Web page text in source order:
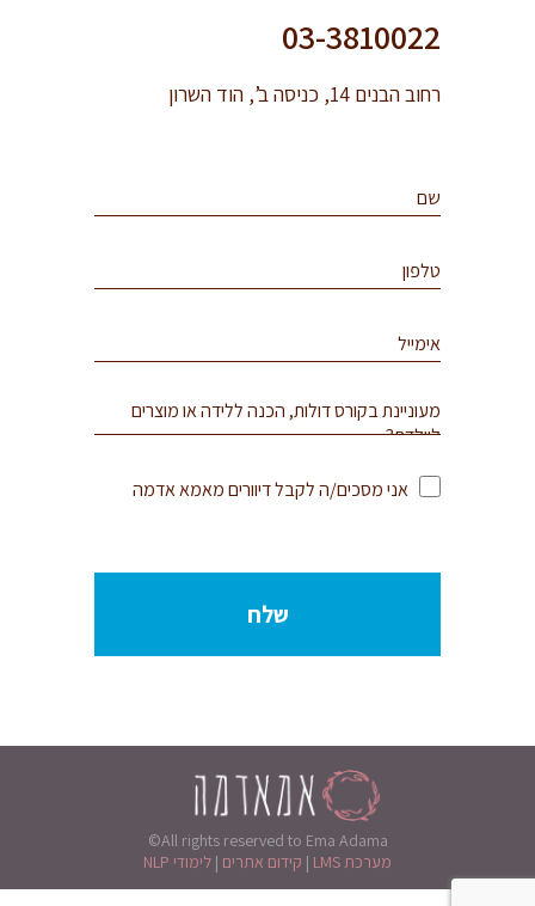
03-3810022
רחוב הבנים 14, כניסה ב’, הוד השרון
אני מסכים/ה לקבל דיוורים מאמא אדמה
©All rights reserved to Ema Adama
לימודי NLP | קידום אתרים | מערכת LMS